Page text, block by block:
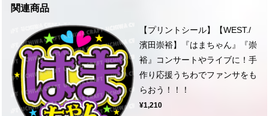
関連商品
【プリントシール】【WEST./
濱田崇裕】『はまちゃん』『崇
裕』コンサートやライブに！手
作り応援うちわでファンサをも
らおう！！！
¥1,210